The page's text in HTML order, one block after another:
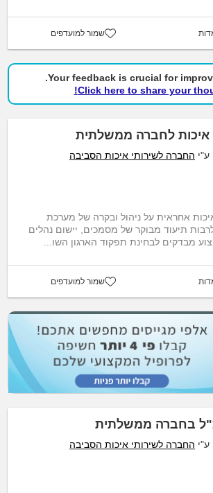
שמור למועדפים
Your feedback is crucial for
Click here to share your
לחברה ממשלתית
ע"י החברה לשירותי איכות הסביבה
אחראית על ניהול ובקרה של מערכת
תיעוד מבוקר של מסמכים, יישום נהלים
מבדקים לבחינת תפקוד הארגון השו...
שמור למועדפים
בחברה ממשלתית
ע"י החברה לשירותי איכות הסביבה